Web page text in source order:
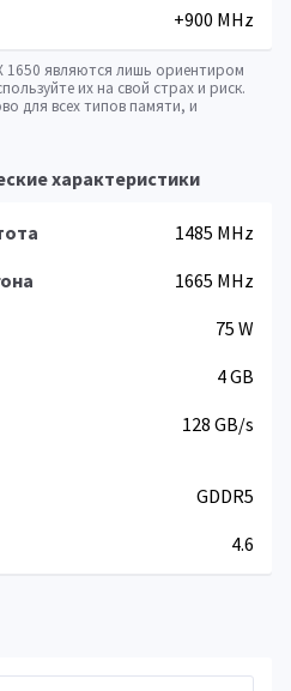
+900 MHz
1650 являются лишь ориентиром
их на свой страх и риск.
для всех типов памяти, и
характеристики
1485 MHz
1665 MHz
75 W
4 GB
128 GB/s
GDDR5
4.6